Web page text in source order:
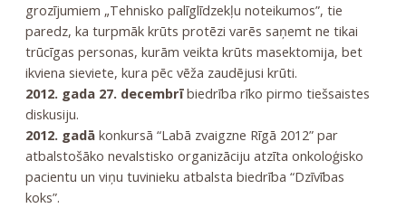
grozījumiem „Tehnisko palīglīdzekļu noteikumos”, tie
paredz, ka turpmāk krūts protēzi varēs saņemt ne tikai
trūcīgas personas, kurām veikta krūts masektomija, bet
ikviena sieviete, kura pēc vēža zaudējusi krūti.
2012. gada 27. decembrībiedrība rīko pirmo tiešsaistes
diskusiju.
2012. gadākonkursā “Labā zvaigzne Rīgā 2012” par
atbalstošāko nevalstisko organizāciju atzīta onkoloģisko
pacientu un viņu tuvinieku atbalsta biedrība “Dzīvības
koks”.